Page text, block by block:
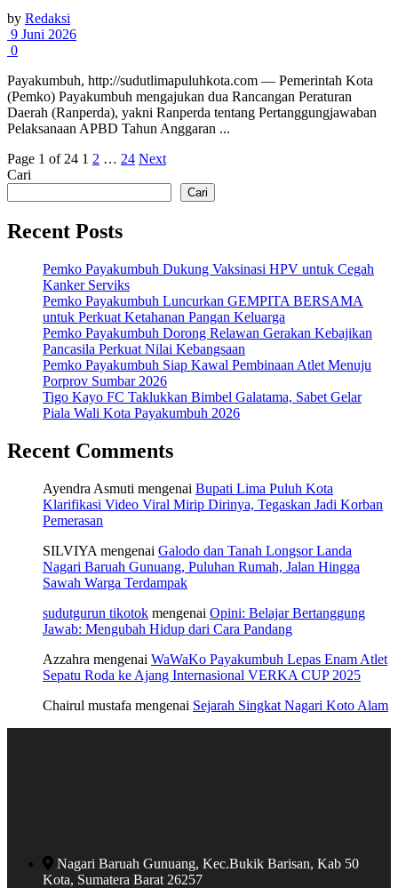
by Redaksi
9 Juni 2026
0
Payakumbuh, http://sudutlimapuluhkota.com — Pemerintah Kota
(Pemko) Payakumbuh mengajukan dua Rancangan Peraturan
Daerah (Ranperda), yakni Ranperda tentang Pertanggungjawaban
Pelaksanaan APBD Tahun Anggaran ...
Page 1 of 24 1 2 … 24 Next
Cari
Cari
Recent Posts
Pemko Payakumbuh Dukung Vaksinasi HPV untuk Cegah
Kanker Serviks
Pemko Payakumbuh Luncurkan GEMPITA BERSAMA
untuk Perkuat Ketahanan Pangan Keluarga
Pemko Payakumbuh Dorong Relawan Gerakan Kebajikan
Pancasila Perkuat Nilai Kebangsaan
Pemko Payakumbuh Siap Kawal Pembinaan Atlet Menuju
Porprov Sumbar 2026
Tigo Kayo FC Taklukkan Bimbel Galatama, Sabet Gelar
Piala Wali Kota Payakumbuh 2026
Recent Comments
Ayendra Asmuti mengenai Bupati Lima Puluh Kota
Klarifikasi Video Viral Mirip Dirinya, Tegaskan Jadi Korban
Pemerasan
SILVIYA mengenai Galodo dan Tanah Longsor Landa
Nagari Baruah Gunuang, Puluhan Rumah, Jalan Hingga
Sawah Warga Terdampak
sudutgurun tikotok mengenai Opini: Belajar Bertanggung
Jawab: Mengubah Hidup dari Cara Pandang
Azzahra mengenai WaWaKo Payakumbuh Lepas Enam Atlet
Sepatu Roda ke Ajang Internasional VERKA CUP 2025
Chairul mustafa mengenai Sejarah Singkat Nagari Koto Alam
Nagari Baruah Gunuang, Kec.Bukik Barisan, Kab 50
Kota, Sumatera Barat 26257